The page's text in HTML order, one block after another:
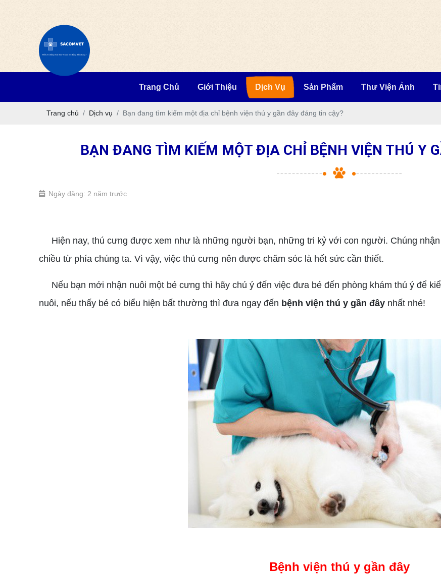
Trang Chủ Giới Thiệu Dịch Vụ Sản Phẩm Thư Viện Ảnh
Trang chủ Dịch vụ Bạn đang tìm kiếm một địa chỉ bệnh viện thú y gần đây đáng tin cậy?
BẠN ĐANG TÌM KIẾM MỘT ĐỊA CHỈ BỆNH VIỆN THÚ Y
Ngày đăng: 2 năm trước
Hiện nay, thú cưng được xem như là những người bạn, những tri kỷ với con người. Chúng
chiều từ phía chúng ta. Vì vậy, việc thú cưng nên được chăm sóc là hết sức cần thiết.
Nếu bạn mới nhận nuôi một bé cưng thì hãy chú ý đến việc đưa bé đến phòng khám thú ý để
nuôi, nếu thấy bé có biểu hiện bất thường thì đưa ngay đến bệnh viện thú y gần đây nhất nhé!
Bệnh viện thú y gần đây